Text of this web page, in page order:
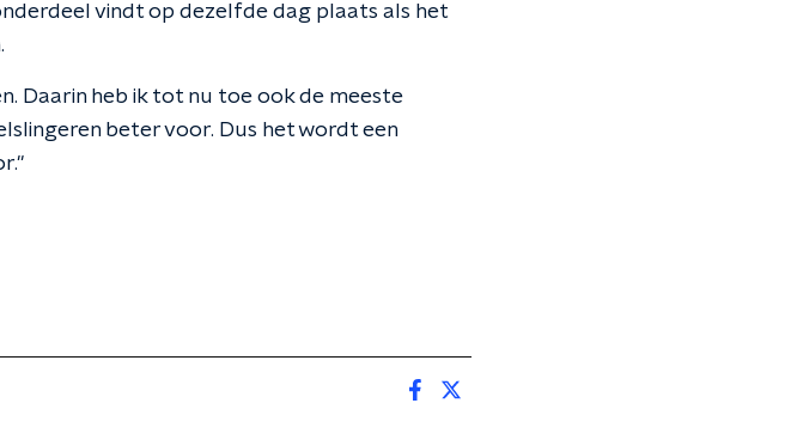
vindt op dezelfde dag plaats als het
Daarin heb ik tot nu toe ook de meeste
beter voor. Dus het wordt een